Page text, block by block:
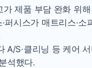
가 제품 부담 완화 위
퍼시스가 매트리스·
A/S·클리닝 등 케어
석했다.